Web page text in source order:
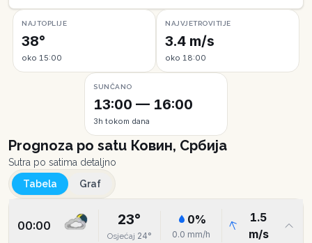
NAJTOPLIJE
38°
oko 15:00
NAJVJETROVITIJE
3.4 m/s
oko 18:00
SUNČANO
13:00 — 16:00
3h tokom dana
Prognoza po satu Ковин, Србија
Sutra po satima detaljno
Tabela
Graf
00:00 23°
Osjećaj 24°
0%
0.0 mm/h
1.5
m/s